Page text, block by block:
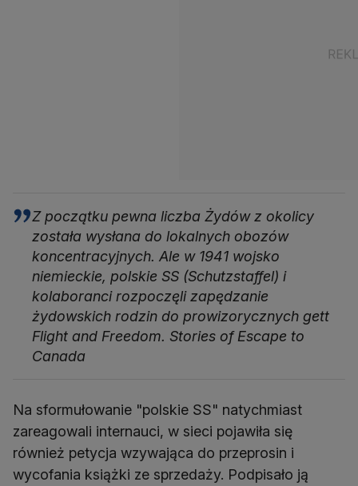
Z początku pewna liczba Żydów z okolicy
została wysłana do lokalnych obozów
koncentracyjnych. Ale w 1941 wojsko
niemieckie, polskie SS (Schutzstaffel) i
kolaboranci rozpoczęli zapędzanie
żydowskich rodzin do prowizorycznych gett
Flight and Freedom. Stories of Escape to
Canada
Na sformułowanie "polskie SS" natychmiast
zareagowali internauci, w sieci pojawiła się
również petycja wzywająca do przeprosin i
wycofania książki ze sprzedaży. Podpisało ją